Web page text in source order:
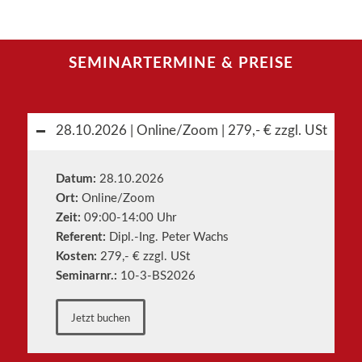
SEMINARTERMINE & PREISE
28.10.2026 | Online/Zoom | 279,- € zzgl. USt
Datum: 28.10.2026
Ort: Online/Zoom
Zeit: 09:00-14:00 Uhr
Referent: Dipl.-Ing. Peter Wachs
Kosten: 279,- € zzgl. USt
Seminarnr.: 10-3-BS2026
Jetzt buchen